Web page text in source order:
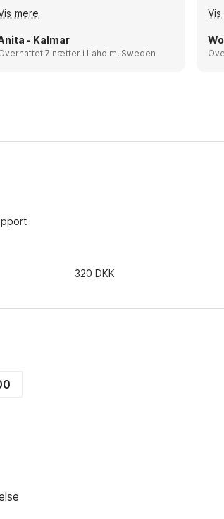
Mysig inglasad veranda.
Rekommendationer: Mysiga
som vi var på, Hovs hallar,
och krabbfiske i Kattviks hamn,
mere
- Kalmar
Overnattet 7 nætter i Laholm, Sweden
Vis
320 DKK